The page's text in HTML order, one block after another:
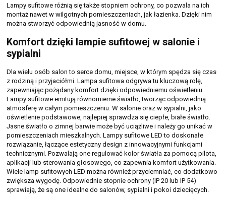
Lampy sufitowe różnią się także stopniem ochrony, co pozwala na ich
montaż nawet w wilgotnych pomieszczeniach, jak łazienka. Dzięki nim
można stworzyć odpowiednią jasność w domu.
Komfort dzięki lampie sufitowej w salonie i
sypialni
Dla wielu osób salon to serce domu, miejsce, w którym spędza się czas
z rodziną i przyjaciółmi. Lampa sufitowa odgrywa tu kluczową rolę,
zapewniając pożądany komfort dzięki odpowiedniemu oświetleniu.
Lampy sufitowe emitują równomierne światło, tworząc odpowiednią
atmosferę w całym pomieszczeniu. W salonie oraz w sypialni, jako
oświetlenie podstawowe, najlepiej sprawdza się ciepłe, białe światło.
Jasne światło o zimnej barwie może być uciążliwe i należy go unikać w
pomieszczeniach mieszkalnych. Lampy sufitowe LED to doskonałe
rozwiązanie, łączące estetyczny design z innowacyjnymi funkcjami
technicznymi. Pozwalają one regulować kolor światła za pomocą pilota,
aplikacji lub sterowania głosowego, co zapewnia komfort użytkowania.
Wiele lamp sufitowych LED można również przyciemniać, co dodatkowo
zwiększa wygodę. Odpowiednie stopnie ochrony (IP 20 lub IP 54)
sprawiają, że są one idealne do salonów, sypialni i pokoi dziecięcych.